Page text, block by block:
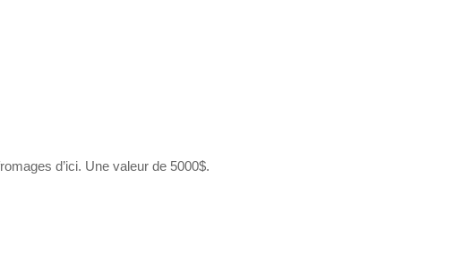
d’ici. Une valeur de 5000$.